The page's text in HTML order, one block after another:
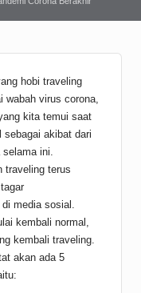
hobi traveling
wabah virus corona,
kita temui saat
akibat dari
selama ini.
traveling terus
media sosial.
kembali normal,
kembali traveling.
akan ada 5